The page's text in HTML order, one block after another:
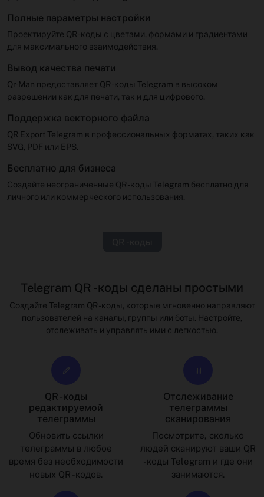
Полные параметры настройки
Проектируйте QR -коды с цветами, формами и градиентами
для максимального взаимодействия.
Вывод качества печати
Qr-Man предоставляет QR -коды Telegram в высоком
разрешении как для печати, так и для цифрового.
Поддержка векторного файла
QR Export Telegram в профессиональных форматах, таких как
SVG, PDF или EPS.
Бесплатно для бизнеса
Создайте неограниченные QR -коды Telegram бесплатно для
личного или коммерческого использования.
Telegram QR -коды сделаны простыми
Создайте Telegram QR -коды, которые мгновенно направляют
пользователей на каналы, группы или боты. Настройте,
отслеживать и управлять ими с легкостью.
QR -коды
редактируемой
телеграммы
Обновить ссылки
телеграммы в любое
время без необходимости
новых QR -кодов.
Отслеживание
телеграммы
сканирования
Посмотрите, сколько
людей сканируют ваши QR
-коды Telegram и где они
занимаются.